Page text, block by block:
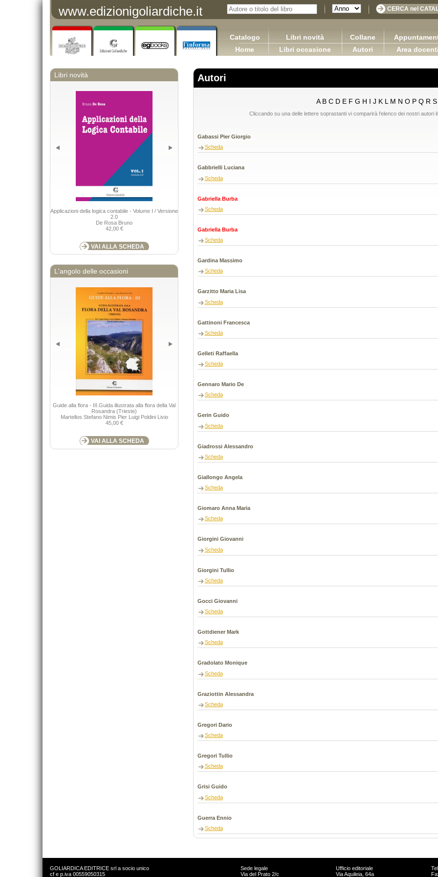
www.edizionigoliardiche.it
Catalogo
Home
Libri novità
Libri occasione
Collane
Autori
Area docenti
Libri novità
Applicazioni della logica contabile - Volume I / Versione
2.0
De Rosa Bruno
42,00 €
VAI ALLA SCHEDA
DIRITTO COMMERCIALE Versione 3.0
Capurso Giuseppe Carano Ciro Tronti Marco
VAI ALLA SCHEDA
L'angolo delle occasioni
Guide alla flora - III.Guida illustrata alla flora della Val
Rosandra (Trieste)
Martellos Stefano Nimis Pier Luigi Poldini Livio
45,00 €
VAI ALLA SCHEDA
Pugliese Ginevra
Autori
A B C D E F G H I J K L M N O P Q R S
Cliccando su una delle lettere soprastanti vi comparirà l'elenco dei nostri autori
Gabassi Pier Giorgio
Scheda
Gabbrielli Luciana
Scheda
Gabriella Burba
Scheda
Gabriella Burba
Scheda
Gardina Massimo
Scheda
Garzitto Maria Lisa
Scheda
Gattinoni Francesca
Scheda
Gelleti Raffaella
Scheda
Gennaro Mario De
Scheda
Gerin Guido
Scheda
Giadrossi Alessandro
Scheda
Giallongo Angela
Scheda
Giomaro Anna Maria
Scheda
Giorgini Giovanni
Scheda
Giorgini Tullio
Scheda
Gocci Giovanni
Scheda
Gottdiener Mark
Scheda
Gradolato Monique
Scheda
Graziottin Alessandra
Scheda
Gregori Dario
Scheda
Gregori Tullio
Scheda
Grisi Guido
Scheda
Guerra Ennio
Scheda
GOLIARDICA EDITRICE srl a socio unico
cf e p.iva 00559050315
Sede legale
Via del Prato 2/c
Ufficio editoriale
Via Aquileia, 64a